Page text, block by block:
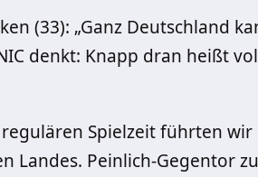
(33): „Ganz Deutschland
denkt: Knapp dran heißt
Spielzeit führten
Landes. Peinlich-Gegentor